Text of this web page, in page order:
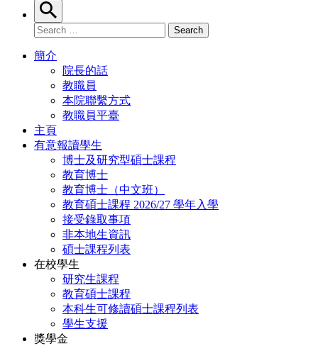
Search
Search for: Search
簡介
院長的話
教職員
本院聯繫方式
教職員平臺
主頁
有意報讀學生
博士及研究型碩士課程
教育博士
教育博士（中文班）
教育碩士課程 2026/27 學年入學
接受錄取事項
非本地生資訊
碩士課程列表
在校學生
研究生課程
教育碩士課程
本科生可修讀碩士課程列表
學生支援
獎學金